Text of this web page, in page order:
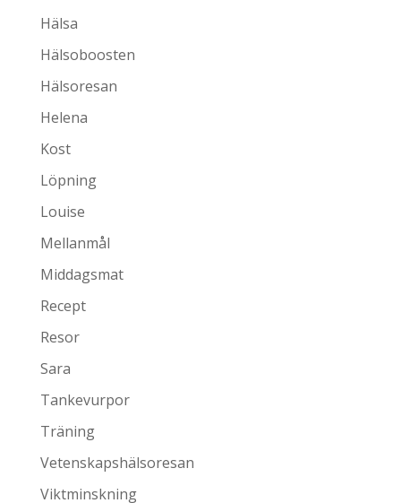
Hälsa
Hälsoboosten
Hälsoresan
Helena
Kost
Löpning
Louise
Mellanmål
Middagsmat
Recept
Resor
Sara
Tankevurpor
Träning
Vetenskapshälsoresan
Viktminskning